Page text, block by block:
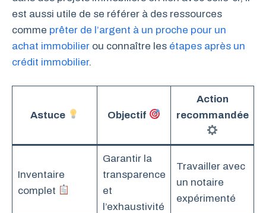
est aussi utile de se référer à des ressources
comme prêter de l’argent à un proche pour un
achat immobilier ou connaître les étapes après un
crédit immobilier.
Astuce Objectif
Action
recommandée
Inventaire
complet
Garantir la
transparence
et
l’exhaustivité
Travailler avec
un notaire
expérimenté